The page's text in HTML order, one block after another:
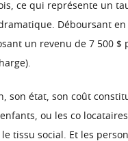
ce qui représente un
Déboursant
un revenu de 7 500
état, son coût
ou les co
tissu social. Et les